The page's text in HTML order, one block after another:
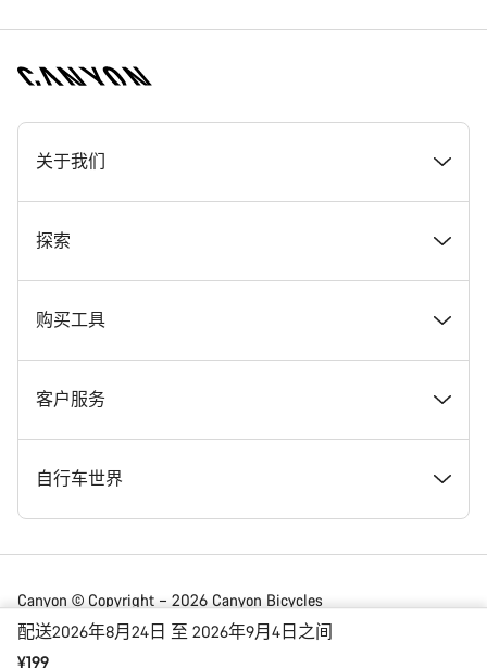
配送2026年8月24日 至 2026年9月4日之间
¥199
[footer.linksList.title]
关于我们
奖项
在 Canyon 工作
Canyon 新闻发布室
条款和条件
法律披露
数据保护声明
探索
新闻和故事
提示和建议
Canyon Home Koblenz
会员礼遇
Canyon App
购买工具
找到您梦寐以求的 Canyon 自行车
现货自行车
找到您的 Canyon 尺寸
自行车对比
客户服务
支持中心
服务网点
送货
自行车世界
公路车
砾石车
Canyon © Copyright – 2026 Canyon Bicycles
GmbH – 保留所有权利